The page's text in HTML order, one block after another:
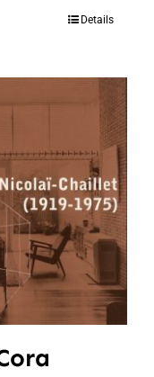
Details